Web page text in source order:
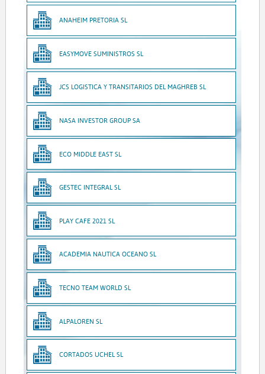
ANAHEIM PRETORIA SL
EASYMOVE SUMINISTROS SL
JCS LOGISTICA Y TRANSITARIOS DEL MAGHREB SL
NASA INVESTOR GROUP SA
ECO MIDDLE EAST SL
GESTEC INTEGRAL SL
PLAY CAFE 2021 SL
ACADEMIA NAUTICA OCEANO SL
TECNO TEAM WORLD SL
ALPALOREN SL
CORTADOS UCHEL SL